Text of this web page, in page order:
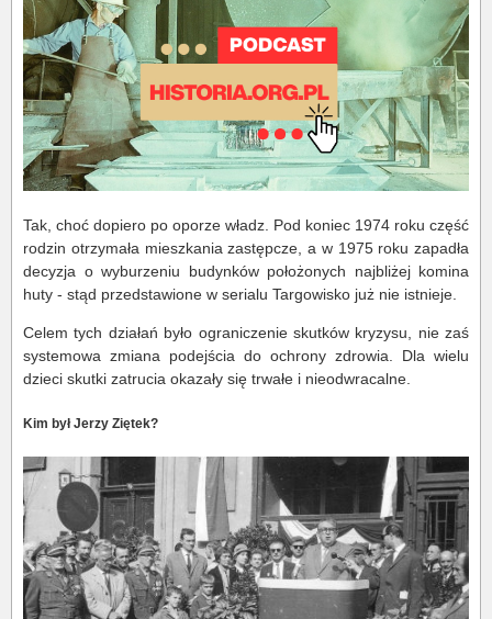
Tak, choć dopiero po oporze władz. Pod koniec 1974 roku część
rodzin otrzymała mieszkania zastępcze, a w 1975 roku zapadła
decyzja o wyburzeniu budynków położonych najbliżej komina
huty - stąd przedstawione w serialu Targowisko już nie istnieje.
Celem tych działań było ograniczenie skutków kryzysu, nie zaś
systemowa zmiana podejścia do ochrony zdrowia. Dla wielu
dzieci skutki zatrucia okazały się trwałe i nieodwracalne.
Kim był Jerzy Ziętek?